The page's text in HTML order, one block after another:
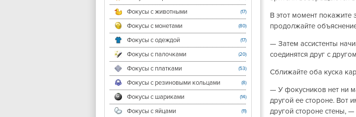
Фокусы с животными (17)
Фокусы с монетами (80)
Фокусы с одеждой (17)
Фокусы с палочками (20)
Фокусы с платками (53)
Фокусы с резиновыми кольцами (8)
Фокусы с шариками (14)
Фокусы с яйцами (11)
В этот момент покажите
продолжайте
— Затем ассистенты
соединятся друг с
Сближайте оба куска
— У фокусников нет ни
другой ее стороне. Вот
другой стороне стены, —